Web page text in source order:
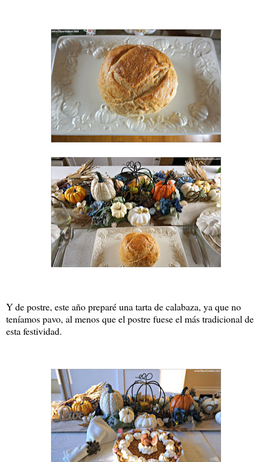
Y de postre, este año preparé una tarta de calabaza, ya que no
teníamos pavo, al menos que el postre fuese el más tradicional de
esta festividad.